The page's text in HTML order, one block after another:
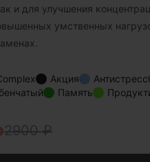
и для улучшения
умственных
Акция Антистресс
Память
2900 ₽